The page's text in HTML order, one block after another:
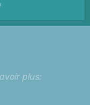
plus: